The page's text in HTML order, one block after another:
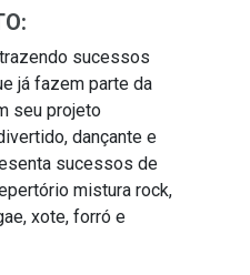
sucessos
já fazem parte da
seu projeto
dançante e
sucessos de
mistura rock,
xote, forró e